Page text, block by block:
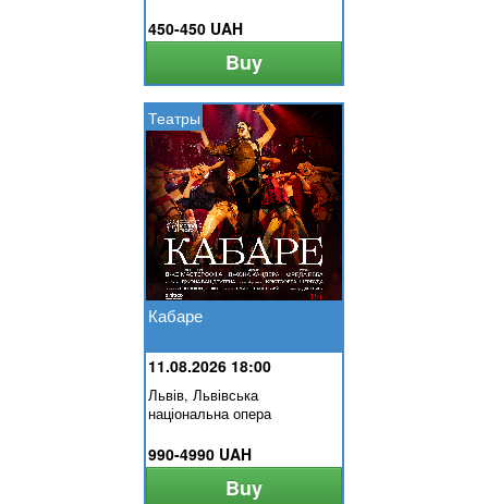
450-450 UAH
Buy
Театры
Кабаре
11.08.2026 18:00
Львів, Львівська
національна опера
990-4990 UAH
Buy